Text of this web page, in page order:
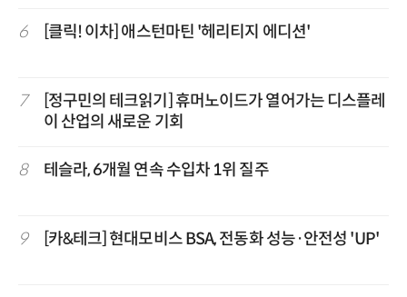
6 [클릭! 이차] 애스턴마틴 '헤리티지 에디션'
7
[정구민의 테크읽기] 휴머노이드가 열어가는 디스플레
이 산업의 새로운 기회
8 테슬라, 6개월 연속 수입차 1위 질주
9 [카&테크] 현대모비스 BSA, 전동화 성능·안전성 'UP'